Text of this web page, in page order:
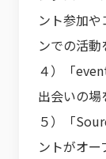
ント参加
ンでの活動
４）「
出会いの場
５）「
ントがオ